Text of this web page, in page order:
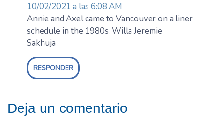
10/02/2021 a las 6:08 AM
Annie and Axel came to Vancouver on a liner
schedule in the 1980s. Willa Jeremie
Sakhuja
RESPONDER
Deja un comentario